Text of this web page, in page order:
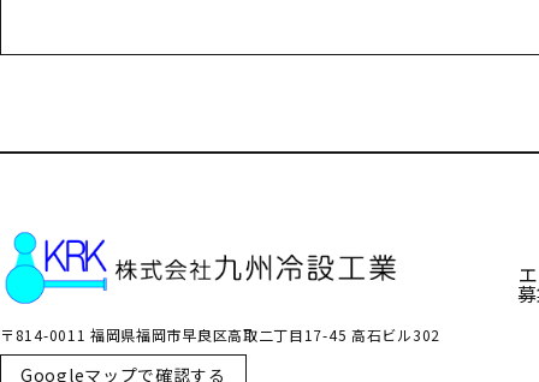
〒814-0011 福岡県福岡市早良区高取二丁目17-45 高石ビル302
Googleマップで確認する